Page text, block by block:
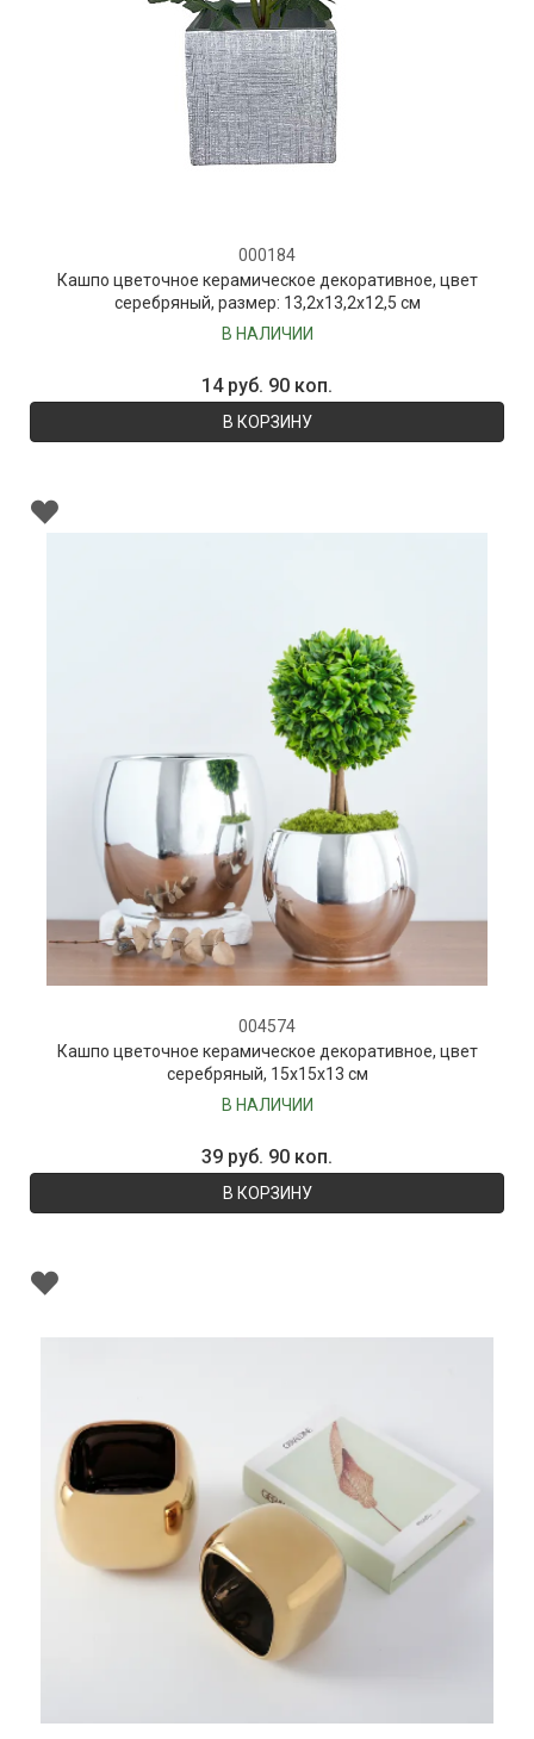
000184
Кашпо цветочное керамическое декоративное, цвет
серебряный, размер: 13,2х13,2х12,5 см
В НАЛИЧИИ
14 руб. 90 коп.
В КОРЗИНУ
004574
Кашпо цветочное керамическое декоративное, цвет
серебряный, 15х15х13 см
В НАЛИЧИИ
39 руб. 90 коп.
В КОРЗИНУ